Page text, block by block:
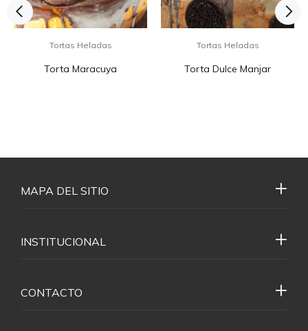
Tortas Heladas
Torta Maracuya
Tortas Heladas
Torta Dulce Manjar
MAPA DEL SITIO
INSTITUCIONAL
CONTACTO